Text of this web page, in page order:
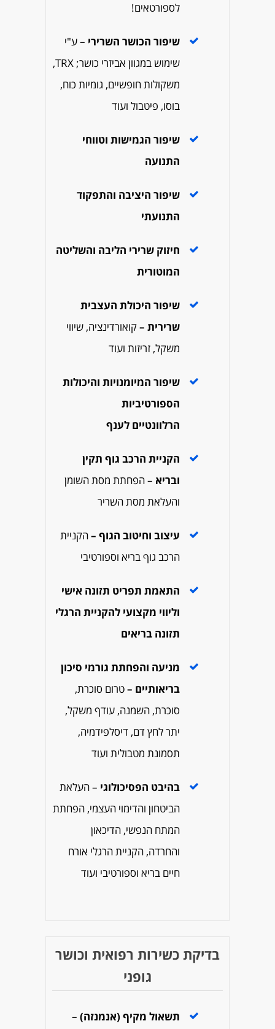
בדיקת כשירות רפואית וכושר
גופני
תשאול מקיף (אנמנזה) –
לספורטאים!
שיפור הכושר השרירי – ע"י
שימוש במגוון אביזרי כושר; TRX,
משקולות חופשיים, גומיות כוח,
בוסו, פיטבול ועוד
שיפור הגמישות וטווחי
התנועה
שיפור היציבה והתפקוד
התנועתי
חיזוק שרירי הליבה והשליטה
המוטורית
שיפור היכולת העצבית
שרירית –קואורדינציה, שיווי
משקל, זריזות ועוד
שיפור המיומנויות והיכולות
הספורטיביות
הרלוונטיים לענף
הקניית הרכב גוף תקין
ובריא – הפחתת מסת השומן
והעלאת מסת השריר
עיצוב וחיטוב הגוף –הקניית
הרכב גוף בריא וספורטיבי
התאמת תפריט תזונה אישי
וליווי מקצועי להקניית הרגלי
תזונה בריאים
מניעה והפחתת גורמי סיכון
בריאותיים –טרום סוכרת,
סוכרת, השמנה, עודף משקל,
יתר לחץ דם, דיסלפידמיה,
תסמונת מטבולית ועוד
בהיבט הפסיכולוגי –העלאת
הביטחון והדימוי העצמי, הפחתת
המתח הנפשי, הדיכאון
והחרדה, הקניית הרגלי אורח
חיים בריא וספורטיבי ועוד